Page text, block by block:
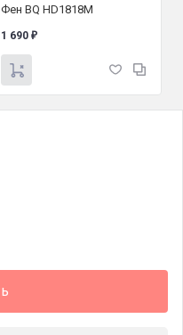
Фен BQ HD1818M
1 690 ₽